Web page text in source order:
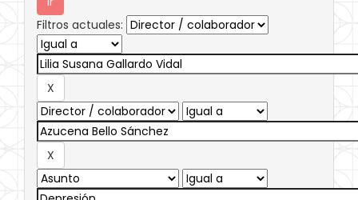
Filtros actuales: